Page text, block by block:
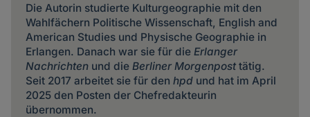
Die Autorin studierte Kulturgeographie mit den
Wahlfächern Politische Wissenschaft, English and
American Studies und Physische Geographie in
Erlangen. Danach war sie für die Erlanger
Nachrichtenund die Berliner Morgenposttätig.
Seit 2017 arbeitet sie für den hpdund hat im April
2025 den Posten der Chefredakteurin
übernommen.